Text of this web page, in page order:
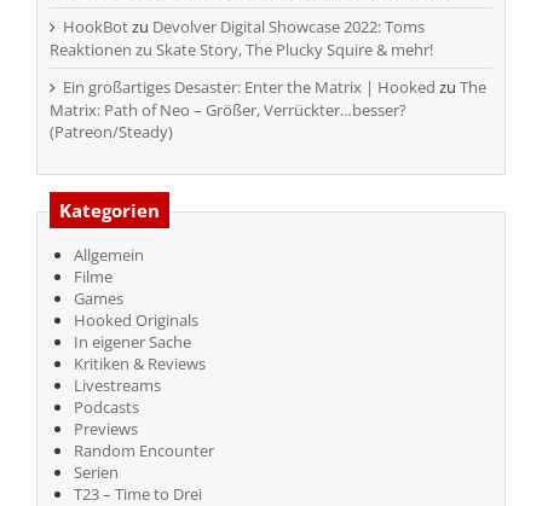
HookBotzu Devolver Digital Showcase 2022: Toms
Reaktionen zu Skate Story, The Plucky Squire & mehr!
Ein großartiges Desaster: Enter the Matrix | Hooked zu The
Matrix: Path of Neo – Größer, Verrückter…besser?
(Patreon/Steady)
Kategorien
Allgemein
Filme
Games
Hooked Originals
In eigener Sache
Kritiken & Reviews
Livestreams
Podcasts
Previews
Random Encounter
Serien
T23 – Time to Drei